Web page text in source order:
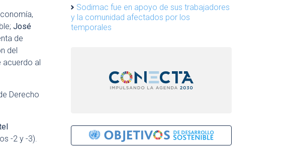
José
de
del
acuerdo al
Derecho
-2 y -3).
Sodimac fue en apoyo de sus trabajadores
y la comunidad afectados por los
temporales